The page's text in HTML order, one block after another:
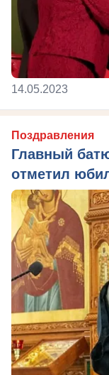
14.05.2023
Поздравления
Главный
отметил